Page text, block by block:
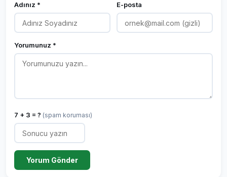
Adınız * E-posta
Yorumunuz *
7 + 3 = ? (spam koruması)
Yorum Gönder